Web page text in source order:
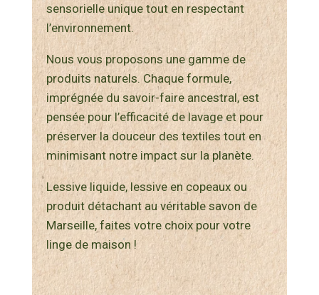
sensorielle unique tout en respectant
l’environnement.
Nous vous proposons une gamme de
produits naturels. Chaque formule,
imprégnée du savoir-faire ancestral, est
pensée pour l’efficacité de lavage et pour
préserver la douceur des textiles tout en
minimisant notre impact sur la planète.
Lessive liquide, lessive en copeaux ou
produit détachant au véritable savon de
Marseille, faites votre choix pour votre
linge de maison !